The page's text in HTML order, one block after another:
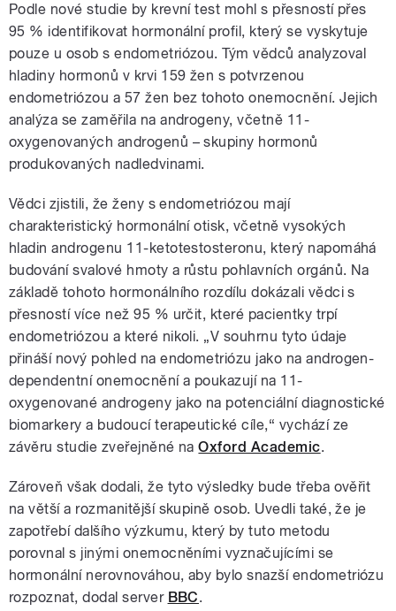
Podle nové studie by krevní test mohl s přesností přes
95 % identifikovat hormonální profil, který se vyskytuje
pouze u osob s endometriózou. Tým vědců analyzoval
hladiny hormonů v krvi 159 žen s potvrzenou
endometriózou a 57 žen bez tohoto onemocnění. Jejich
analýza se zaměřila na androgeny, včetně 11-
oxygenovaných androgenů – skupiny hormonů
produkovaných nadledvinami.
Vědci zjistili, že ženy s endometriózou mají
charakteristický hormonální otisk, včetně vysokých
hladin androgenu 11-ketotestosteronu, který napomáhá
budování svalové hmoty a růstu pohlavních orgánů. Na
základě tohoto hormonálního rozdílu dokázali vědci s
přesností více než 95 % určit, které pacientky trpí
endometriózou a které nikoli. „V souhrnu tyto údaje
přináší nový pohled na endometriózu jako na androgen-
dependentní onemocnění a poukazují na 11-
oxygenované androgeny jako na potenciální diagnostické
biomarkery a budoucí terapeutické cíle,“ vychází ze
závěru studie zveřejněné naOxford Academic.
Zároveň však dodali, že tyto výsledky bude třeba ověřit
na větší a rozmanitější skupině osob. Uvedli také, že je
zapotřebí dalšího výzkumu, který by tuto metodu
porovnal s jinými onemocněními vyznačujícími se
hormonální nerovnováhou, aby bylo snazší endometriózu
rozpoznat, dodal server BBC.